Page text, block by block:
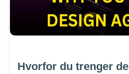
Hvorfor du trenger